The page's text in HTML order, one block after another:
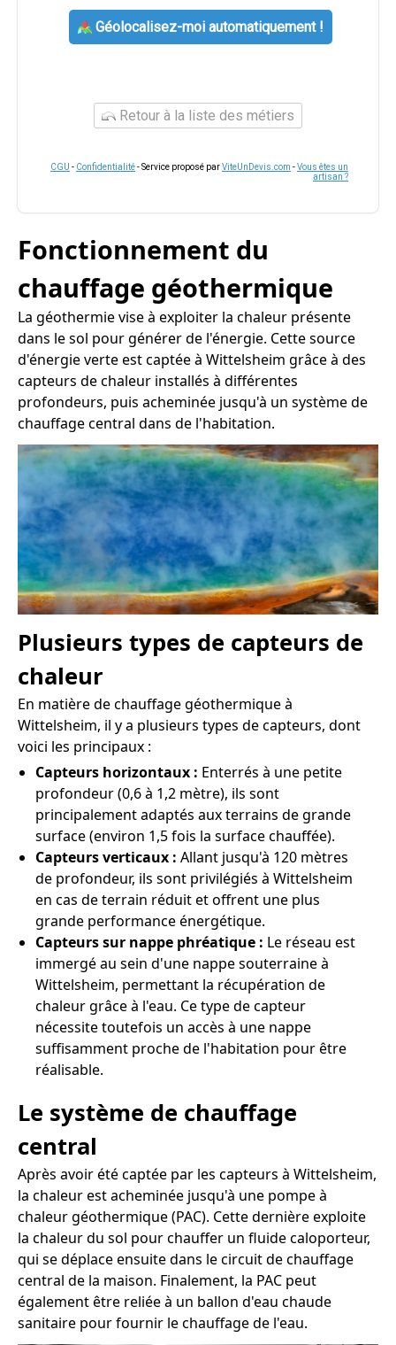
Géolocalisez-moi automatiquement !
Retour à la liste des métiers
CGU - Confidentialité- Service proposé parViteUnDevis.com -Vous êtes un
artisan ?
Fonctionnement du
chauffage géothermique
La géothermie vise à exploiter la chaleur présente
dans le sol pour générer de l'énergie. Cette source
d'énergie verte est captée à Wittelsheim grâce à des
capteurs de chaleur installés à différentes
profondeurs, puis acheminée jusqu'à un système de
chauffage central dans de l'habitation.
Plusieurs types de capteurs de
chaleur
En matière de chauffage géothermique à
Wittelsheim, il y a plusieurs types de capteurs, dont
voici les principaux :
Capteurs horizontaux : Enterrés à une petite
profondeur (0,6 à 1,2 mètre), ils sont
principalement adaptés aux terrains de grande
surface (environ 1,5 fois la surface chauffée).
Capteurs verticaux : Allant jusqu'à 120 mètres
de profondeur, ils sont privilégiés à Wittelsheim
en cas de terrain réduit et offrent une plus
grande performance énergétique.
Capteurs sur nappe phréatique : Le réseau est
immergé au sein d'une nappe souterraine à
Wittelsheim, permettant la récupération de
chaleur grâce à l'eau. Ce type de capteur
nécessite toutefois un accès à une nappe
suffisamment proche de l'habitation pour être
réalisable.
Le système de chauffage
central
Après avoir été captée par les capteurs à Wittelsheim,
la chaleur est acheminée jusqu'à une pompe à
chaleur géothermique (PAC). Cette dernière exploite
la chaleur du sol pour chauffer un fluide caloporteur,
qui se déplace ensuite dans le circuit de chauffage
central de la maison. Finalement, la PAC peut
également être reliée à un ballon d'eau chaude
sanitaire pour fournir le chauffage de l'eau.